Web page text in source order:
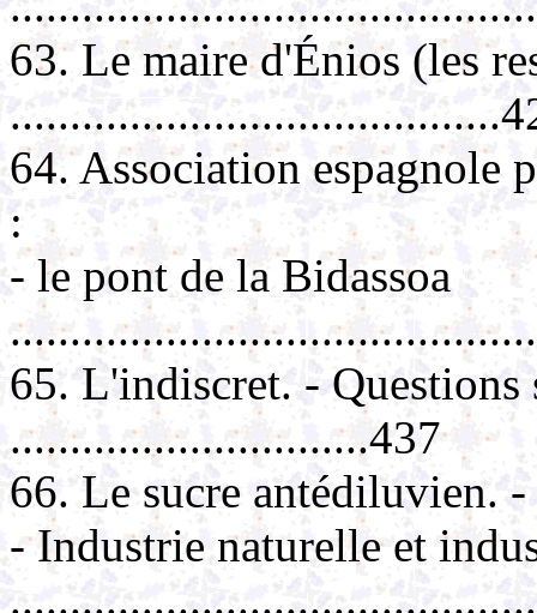
63. Le maire d'Énios (les
64. Association espagnole
:
- le pont de la Bidassoa
65. L'indiscret. - Questions
..............................437
66. Le sucre antédiluvien.
- Industrie naturelle et